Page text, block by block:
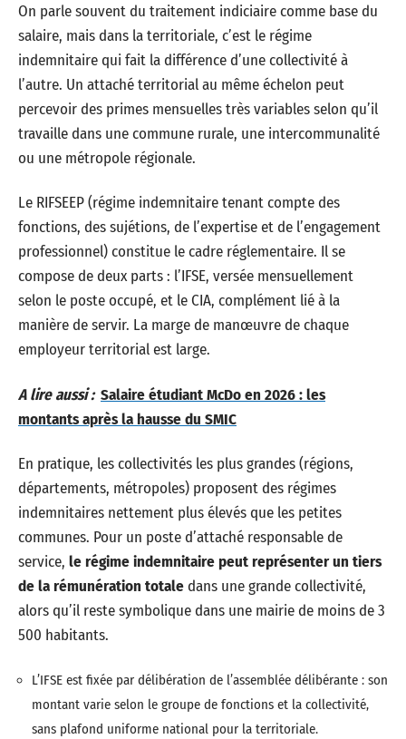
On parle souvent du traitement indiciaire comme base du
salaire, mais dans la territoriale, c’est le régime
indemnitaire qui fait la différence d’une collectivité à
l’autre. Un attaché territorial au même échelon peut
percevoir des primes mensuelles très variables selon qu’il
travaille dans une commune rurale, une intercommunalité
ou une métropole régionale.
Le RIFSEEP (régime indemnitaire tenant compte des
fonctions, des sujétions, de l’expertise et de l’engagement
professionnel) constitue le cadre réglementaire. Il se
compose de deux parts : l’IFSE, versée mensuellement
selon le poste occupé, et le CIA, complément lié à la
manière de servir. La marge de manœuvre de chaque
employeur territorial est large.
A lire aussi : Salaire étudiant McDo en 2026 : les
montants après la hausse du SMIC
En pratique, les collectivités les plus grandes (régions,
départements, métropoles) proposent des régimes
indemnitaires nettement plus élevés que les petites
communes. Pour un poste d’attaché responsable de
service, le régime indemnitaire peut représenter un tiers
de la rémunération totaledans une grande collectivité,
alors qu’il reste symbolique dans une mairie de moins de 3
500 habitants.
L’IFSE est fixée par délibération de l’assemblée délibérante : son
montant varie selon le groupe de fonctions et la collectivité,
sans plafond uniforme national pour la territoriale.